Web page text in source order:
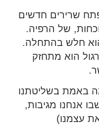
שרירים חדשים
של הרפיה.
חלש בהתחלה.
הוא מתחזק
באמת בשליטתנו
אנחנו מגיבות,
עצמנו)